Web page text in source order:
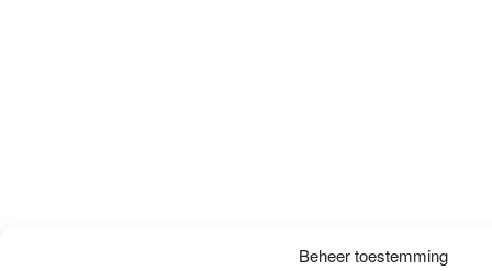
Beheer toestemming